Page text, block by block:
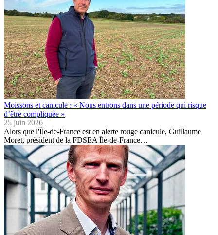
Moissons et canicule : « Nous entrons dans une période qui risque
d’être compliquée »
25 juin 2026
Alors que l'Île-de-France est en alerte rouge canicule, Guillaume
Moret, président de la FDSEA Île-de-France…